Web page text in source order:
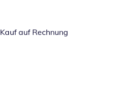
Kauf auf Rechnung